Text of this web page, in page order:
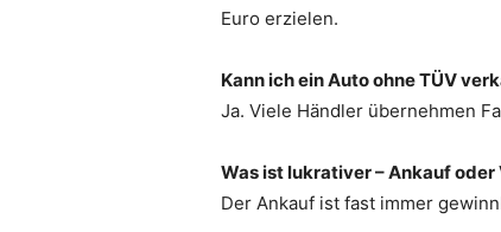
Euro erzielen.
Kann ich ein Auto ohne TÜV
Ja. Viele Händler übernehmen
Was ist lukrativer – Ankauf
Der Ankauf ist fast immer